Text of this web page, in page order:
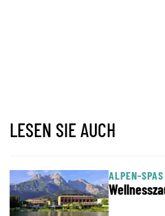
LESEN SIE AUCH
ALPEN-SPAS